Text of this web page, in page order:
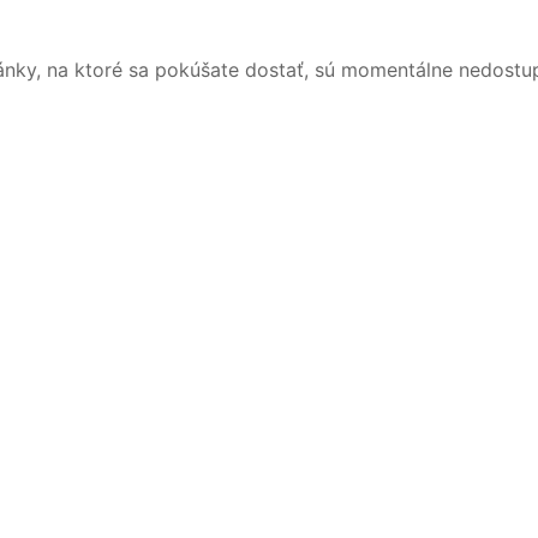
na ktoré sa pokúšate dostať, sú momentálne